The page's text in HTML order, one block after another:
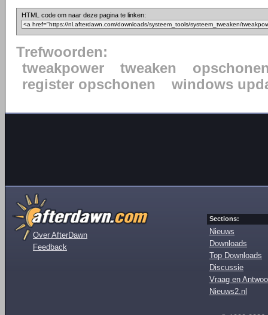
HTML code om naar deze pagina te linken:
Trefwoorden:
tweakpower
tweaken
register opschonen
windows
Over AfterDawn
Feedback
Sections:
Nieuws
Downloads
Top Downloads
Discussie
Vraag en
Nieuws2.nl